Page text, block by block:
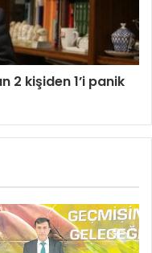
2 kişiden 1’i panik